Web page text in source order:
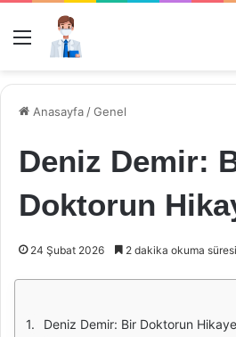
Menü
Anasayfa /Genel
Deniz Demir:
Doktorun
24 Şubat 2026 2 dakika okuma süresi
Deniz Demir: Bir Doktorun